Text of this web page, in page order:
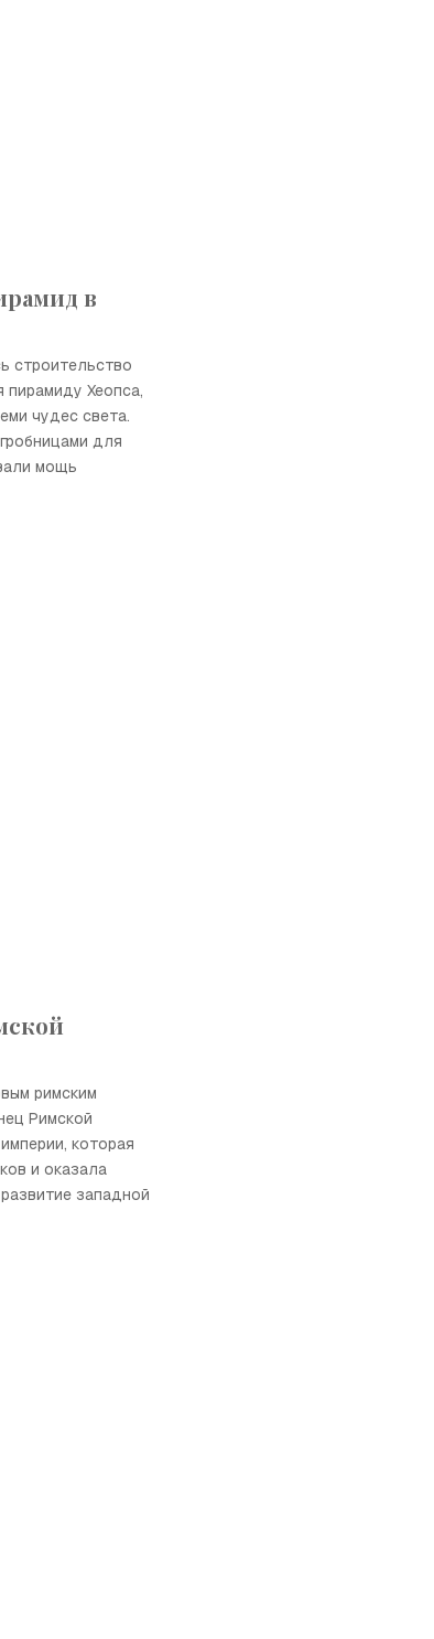
в
строительство
пирамиду Хеопса,
чудес света.
для
мощь
римским
Римской
которая
и оказала
западной